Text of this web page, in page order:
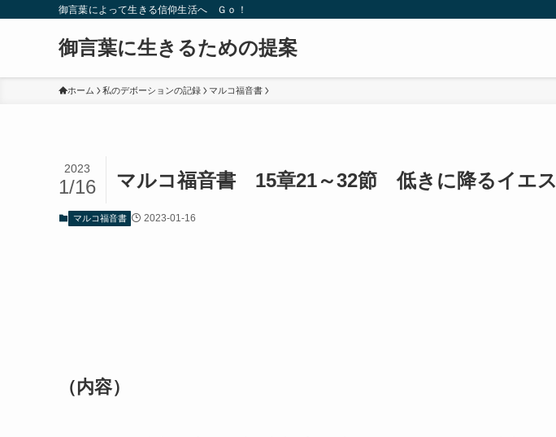
御言葉によって生きる信仰生活へ Ｇｏ！
御言葉に生きるための提案
ホーム 私のデボーションの記録 マルコ福音書
マルコ福音書 15章21～32節 低きに降るイエス
2023
1/16
マルコ福音書 2023-01-16
（内容）